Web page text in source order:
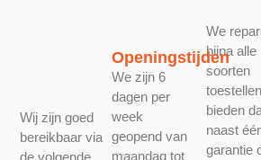
Wij zijn goed
bereikbaar via
de volgende
We
bijna alle
soorten
bieden
naast
garantie
Openingstijden
We zijn 6
dagen per
week
geopend van
maandag tot